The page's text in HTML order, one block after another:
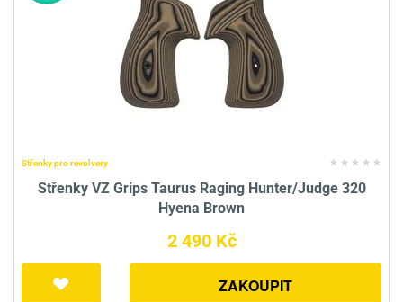
Střenky pro revolvery
Střenky VZ Grips Taurus Raging Hunter/Judge 320
Hyena Brown
2 490 Kč
ZAKOUPIT